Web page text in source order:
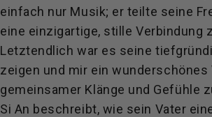
einfach nur Musik; er teilte seine
eine einzigartige, stille Verbindung
Letztendlich war es seine
zeigen und mir ein wunderschönes
gemeinsamer Klänge und Gefühle
Si An beschreibt, wie sein Vater